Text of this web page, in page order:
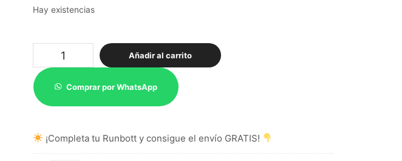
Hay existencias
Mii
60
Navy
Blue
Añadir al carrito
Comprar por WhatsApp
¡Completa tu Runbott y consigue el envío GRATIS!